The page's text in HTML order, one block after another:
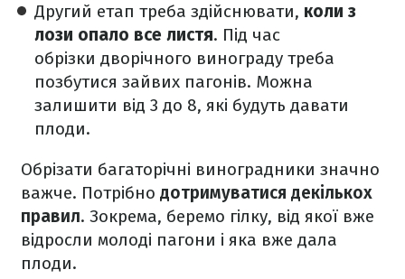
Другий етап треба здійснювати, коли з
лози опало все листя. Під час
обрізки дворічного винограду треба
позбутися зайвих пагонів. Можна
залишити від 3 до 8, які будуть давати
плоди.
Обрізати багаторічні виноградники значно
важче. Потрібно дотримуватися декількох
правил. Зокрема, беремо гілку, від якої вже
відросли молоді пагони і яка вже дала
плоди.